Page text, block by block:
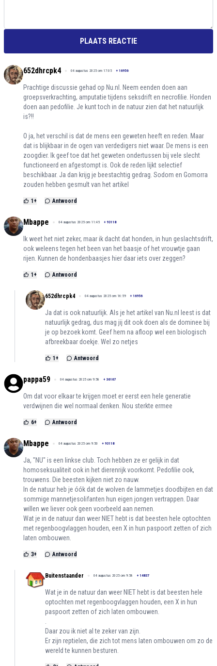
PLAATS REACTIE
652dhrcpk4 04 augustus 2025 om 17:05 + 16956
Prachtige discussie gehad op Nu.nl. Neem eenden doen aan
groepsverkrachting, amputatie tijdens seksdrift en necrofilie. Honden
doen aan pedofilie. Je kunt toch in de natuur zien dat het natuurlijk
is?!!
O ja, het verschil is dat de mens een geweten heeft en reden. Maar
dat is blijkbaar in de ogen van verdedigers niet waar. De mens is een
zoogdier. Ik geef toe dat het geweten ondertussen bij vele slecht
functioneerd en afgestompt is. Ook de reden lijkt selectief
beschikbaar. Ja dan krijg je beestachtig gedrag. Sodom en Gomorra
zouden hebben gesmult van het artikel
1+ Antwoord
Mbappe 04 augustus 2025 om 11:45 + 93118
Ik weet het niet zeker, maar ik dacht dat honden, in hun geslachtsdrift,
ook weleens tegen het been van het baasje of het vrouwtje gaan
rijen. Kunnen de hondenbaasjes hier daar iets over zeggen?
1+ Antwoord
652dhrcpk4 04 augustus 2025 om 16:59 + 16956
Ja dat is ook natuurlijk. Als je het artikel van Nu.nl leest is dat
natuurlijk gedrag, dus mag jij dit ook doen als de dominee bij
je op bezoek komt. Geef hem na afloop wel een biologisch
afbreekbaar doekje. Wel zo netjes
1+ Antwoord
pappa59 04 augustus 2025 om 9:58 + 36167
Om dat voor elkaar te krijgen moet er eerst een hele generatie
verdwijnen die wel normaal denken. Nou sterkte ermee
6+ Antwoord
Mbappe 04 augustus 2025 om 9:50 + 93118
Ja, "NU" is een linkse club. Toch hebben ze er gelijk in dat
homoseksualiteit ook in het dierenrijk voorkomt. Pedofilie ook,
trouwens. Die beesten kijken niet zo nauw.
In de natuur heb je óók dat de wolven de lammetjes doodbijten en dat
sommige mannetjesolifanten hun eigen jongen vertrappen. Daar
willen we liever ook geen voorbeeld aan nemen.
Wat je in de natuur dan weer NIET hebt is dat beesten hele optochten
met regenboogvlaggen houden, een X in hun paspoort zetten of zich
laten ombouwen.
3+ Antwoord
Buitenstaander 04 augustus 2025 om 9:58 + 14837
Wat je in de natuur dan weer NIET hebt is dat beesten hele
optochten met regenboogvlaggen houden, een X in hun
paspoort zetten of zich laten ombouwen.
Daar zou ik niet al te zeker van zijn.
Er zijn reptielen, die zich tot mens laten ombouwen om zo de
wereld te kunnen besturen.